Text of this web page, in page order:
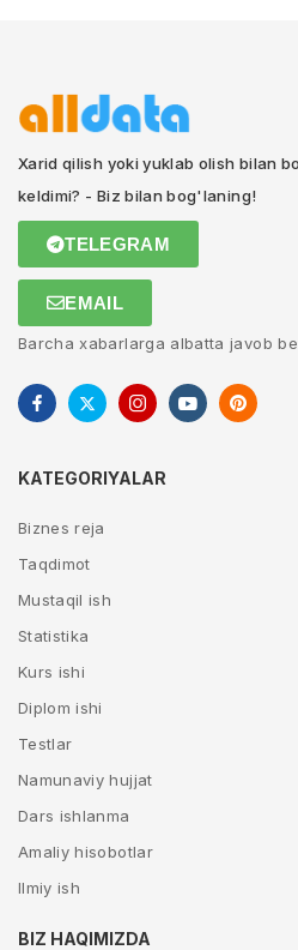
Xarid qilish yoki yuklab olish bilan
keldimi? - Biz bilan bog'laning!
TELEGRAM
EMAIL
Barcha xabarlarga albatta javob
KATEGORIYALAR
Biznes reja
Taqdimot
Mustaqil ish
Statistika
Kurs ishi
Diplom ishi
Testlar
Namunaviy hujjat
Dars ishlanma
Amaliy hisobotlar
Ilmiy ish
BIZ HAQIMIZDA